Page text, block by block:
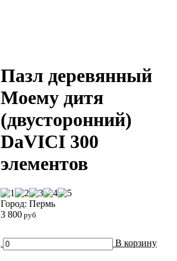
Пазл деревянный
Моему дитя
(двусторонний)
DaVICI 300
элементов
Город: Пермь
3 800 руб
В корзину